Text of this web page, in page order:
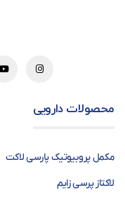
محصولات دارویی
مکمل پروبیوتیک پارسی لاکت
لاکتاز پرسی زایم